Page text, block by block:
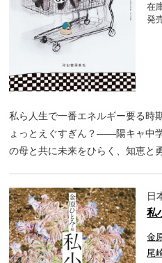
在
発
私ら人生で一番エネルギー要る時
ょっとえぐすぎん？――陽キャ中
の母と共に未来をひらく、知恵と
日
私
金
尾